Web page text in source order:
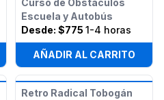
Curso de Obstáculos
Escuela y Autobús
Desde: $775 1-4 horas
AÑADIR AL CARRITO
Retro Radical Tobogán